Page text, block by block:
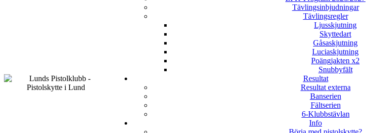
Tävlingsinbjudningar
Tävlingsregler
Ljusskjutning
Skyttedart
Gåsaskjutning
Luciaskjutning
Poängjakten x2
Snubbyfält
Resultat
Resultat externa
Banserien
Fältserien
6-Klubbstävlan
Info